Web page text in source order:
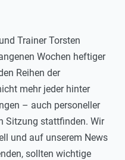
Trainer Torsten
Wochen heftiger
Reihen der
mehr jeder hinter
– auch personeller
Sitzung stattfinden. Wir
und auf unserem News
sollten wichtige